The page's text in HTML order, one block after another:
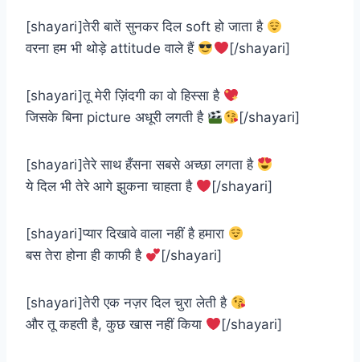
[shayari]तेरी बातें सुनकर दिल soft हो जाता है
वरना हम भी थोड़े attitude वाले हैं
[/shayari]
[shayari]तू मेरी ज़िंदगी का वो हिस्सा है
जिसके बिना picture अधूरी लगती है
[/shayari]
[shayari]तेरे साथ हँसना सबसे अच्छा लगता है
ये दिल भी तेरे आगे झुकना चाहता है
[/shayari]
[shayari]प्यार दिखावे वाला नहीं है हमारा
बस तेरा होना ही काफी है
[/shayari]
[shayari]तेरी एक नज़र दिल चुरा लेती है
और तू कहती है, कुछ खास नहीं किया
[/shayari]